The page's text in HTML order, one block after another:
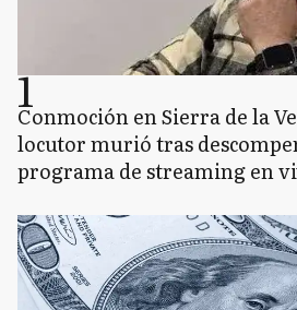
1
Conmoción en Sierra de la
locutor murió tras
programa de streaming en